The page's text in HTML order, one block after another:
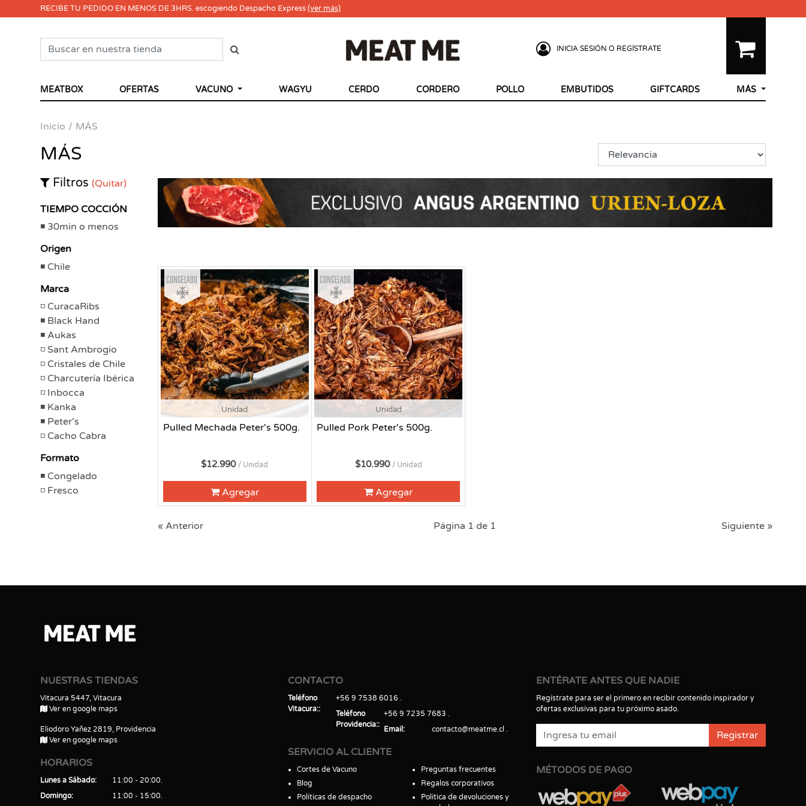
RECIBE TU PEDIDO EN MENOS DE 3HRS. escogiendo Despacho Express(ver más)
INICIA SESIÓN O REGÍSTRATE
MEATBOX OFERTAS VACUNO WAGYU CERDO CORDERO POLLO EMBUTIDOS GIFTCARDS MÁS
Inicio MÁS
MÁS
Filtros (Quitar)
TIEMPO COCCIÓN
30min o menos
Origen
Chile
Marca
CuracaRibs
Black Hand
Aukas
Sant Ambrogio
Cristales de Chile
Charcutería Ibérica
Inbocca
Kanka
Peter's
Cacho Cabra
Formato
Congelado
Fresco
Unidad
Pulled Mechada Peter's 500g.
Congelado
$12.990 / Unidad
Agregar
Unidad
Pulled Pork Peter's 500g.
Congelado
$10.990 / Unidad
Agregar
« Anterior Página 1 de 1 Siguiente »
NUESTRAS TIENDAS
Vitacura 5447, Vitacura
Ver en google maps
Eliodoro Yañez 2819, Providencia
Ver en google maps
HORARIOS
Lunes a Sábado
11:00 - 20:00
Domingo
11:00 - 15:00
CONTACTO
Teléfono
Vitacura:
+56 9 7538 6016
Teléfono
Providencia:
+56 9 7235 7683
Email
contacto@meatme.cl
SERVICIO AL CLIENTE
Cortes de Vacuno
Blog
Políticas de despacho
Preguntas frecuentes
Regalos corporativos
Política de devoluciones y
ENTÉRATE ANTES QUE NADIE
Regístrate para ser el primero en recibir contenido inspirador y
ofertas exclusivas para tu próximo asado.
Registrar
MÉTODOS DE PAGO